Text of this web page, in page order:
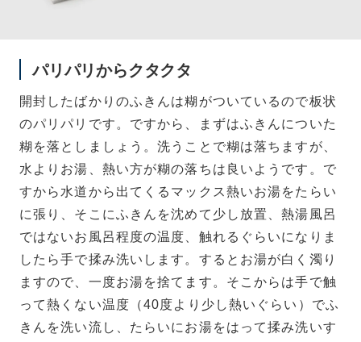
パリパリからクタクタ
開封したばかりのふきんは糊がついているので板状
のパリパリです。ですから、まずはふきんについた
糊を落としましょう。洗うことで糊は落ちますが、
水よりお湯、熱い方が糊の落ちは良いようです。で
すから水道から出てくるマックス熱いお湯をたらい
に張り、そこにふきんを沈めて少し放置、熱湯風呂
ではないお風呂程度の温度、触れるぐらいになりま
したら手で揉み洗いします。するとお湯が白く濁り
ますので、一度お湯を捨てます。そこからは手で触
って熱くない温度（40度より少し熱いぐらい）でふ
きんを洗い流し、たらいにお湯をはって揉み洗いす